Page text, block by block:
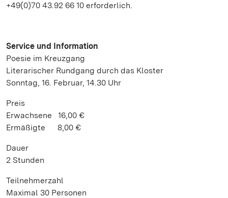
+49(0)70 43.92 66 10 erforderlich.
Service und Information
Poesie im Kreuzgang
Literarischer Rundgang durch das Kloster
Sonntag, 16. Februar, 14.30 Uhr
Preis
Erwachsene 16,00 €
Ermäßigte 8,00 €
Dauer
2 Stunden
Teilnehmerzahl
Maximal 30 Personen